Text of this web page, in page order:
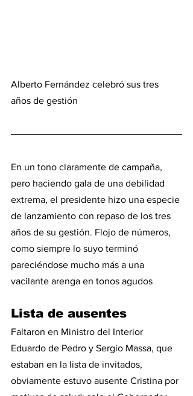
Alberto Fernández celebró sus tres
años de gestión
En un tono claramente de campaña,
pero haciendo gala de una debilidad
extrema, el presidente hizo una especie
de lanzamiento con repaso de los tres
años de su gestión. Flojo de números,
como siempre lo suyo terminó
pareciéndose mucho más a una
vacilante arenga en tonos agudos
Lista de ausentes
Faltaron en Ministro del Interior
Eduardo de Pedro y Sergio Massa, que
estaban en la lista de invitados,
obviamente estuvo ausente Cristina por